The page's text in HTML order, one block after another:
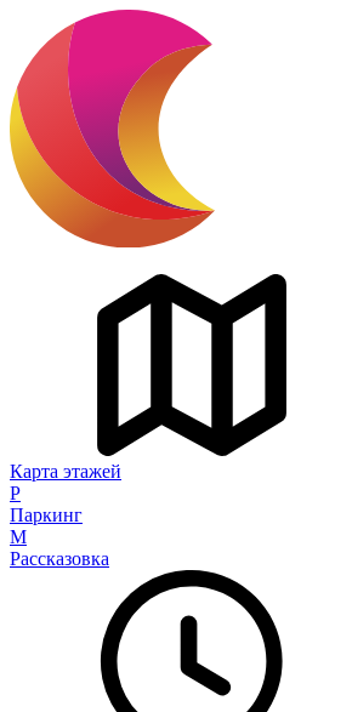
Карта этажей
P
Паркинг
M
Рассказовка